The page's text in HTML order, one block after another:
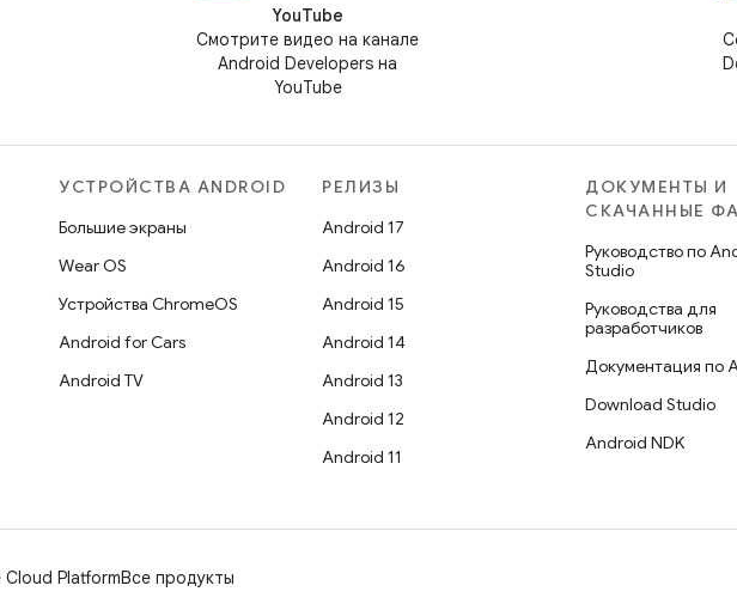
YouTube
Смотрите видео на канале
Android Developers на
YouTube
УСТРОЙСТВА ANDROID
Большие экраны
Wear OS
Устройства ChromeOS
Android for Cars
Android TV
РЕЛИЗЫ
Android 17
Android 16
Android 15
Android 14
Android 13
Android 12
Android 11
ДОКУМЕНТЫ И
СКАЧАННЫЕ
Руководство по
Studio
Руководства для
разработчиков
Документация по
Download Studio
Android NDK
PlatformВсе продукты